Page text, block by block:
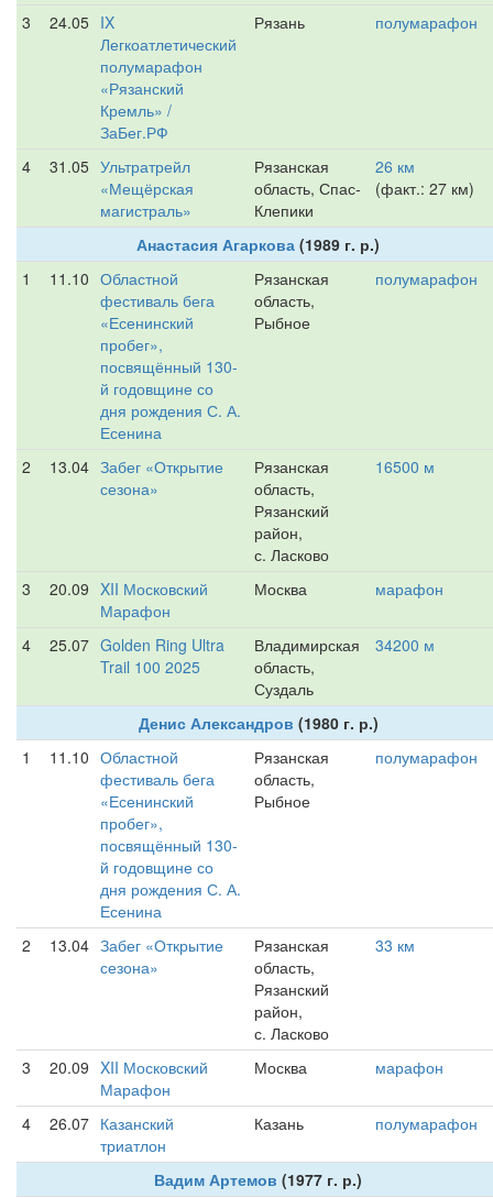
3 24.05 IX
Легкоатлетический
полумарафон
«Рязанский
Кремль» /
ЗаБег.РФ
Рязань полумарафон
4 31.05 Ультратрейл
«Мещёрская
магистраль»
Рязанская
область, Спас-
Клепики
26 км
(факт.: 27 км)
Анастасия Агаркова (1989 г. р.)
1
11.10 Областной
фестиваль бега
«Есенинский
пробег»,
посвящённый 130-
й годовщине со
дня рождения С. А.
Есенина
Рязанская
область,
Рыбное
полумарафон
2 13.04 Забег «Открытие
сезона»
Рязанская
область,
Рязанский
район,
с. Ласково
16500 м
3 20.09 XII Московский
Марафон
Москва марафон
4 25.07 Golden Ring Ultra
Trail 100 2025
Владимирская
область,
Суздаль
34200 м
Денис Александров (1980 г. р.)
1
11.10 Областной
фестиваль бега
«Есенинский
пробег»,
посвящённый 130-
й годовщине со
дня рождения С. А.
Есенина
Рязанская
область,
Рыбное
полумарафон
2 13.04 Забег «Открытие
сезона»
Рязанская
область,
Рязанский
район,
с. Ласково
33 км
3 20.09 XII Московский
Марафон
Москва марафон
4 26.07 Казанский
триатлон
Казань полумарафон
Вадим Артемов (1977 г. р.)